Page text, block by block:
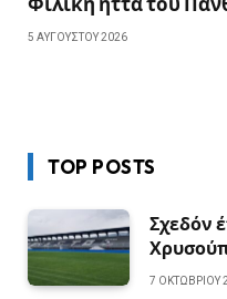
5 ΑΥΓΟΎΣΤΟΥ 2026
TOP POSTS
Σχεδόν
7 ΟΚΤΩΒΡΊΟΥ